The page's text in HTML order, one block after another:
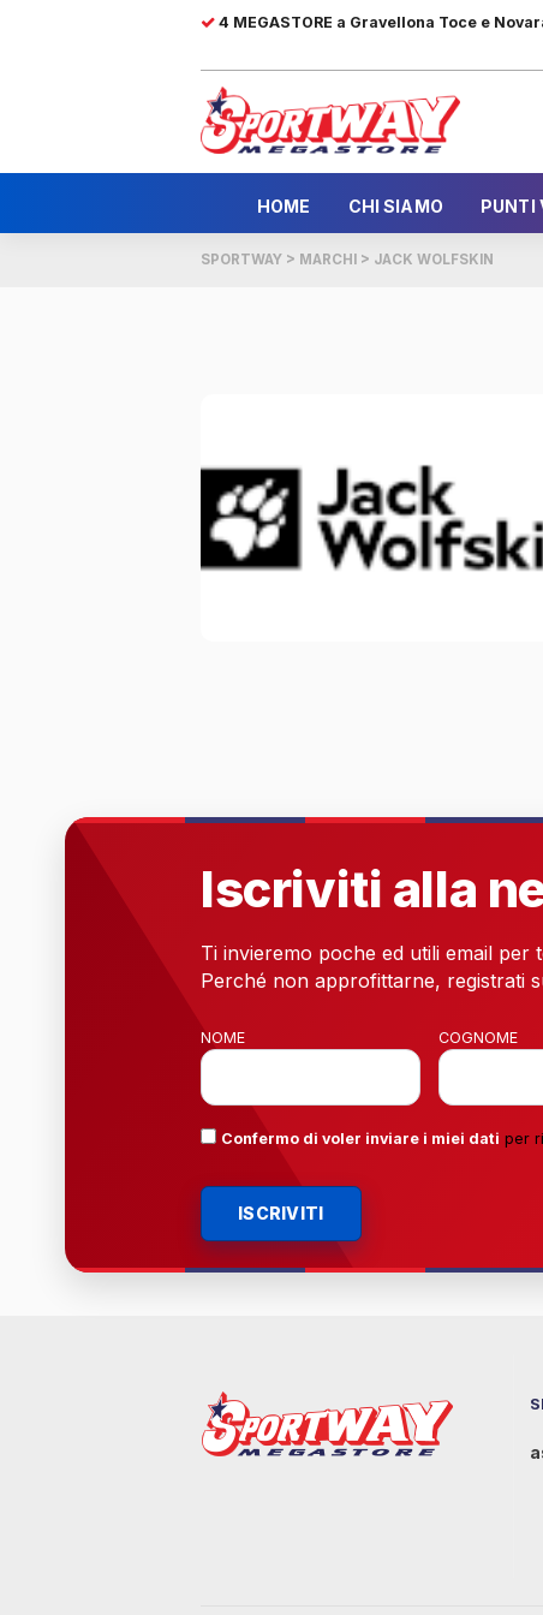
4 MEGASTORE a Gravellona Toce e
HOME CHI SIAMO PUNTI
SPORTWAY > MARCHI > JACK WOLFSKIN
Iscriviti alla
Ti invieremo poche ed utili email
Perché non approfittarne, registrati
NOME COGNOME
Confermo di voler inviare i miei dati per
ISCRIVITI